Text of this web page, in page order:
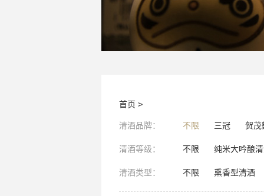
首页 >
清酒品牌： 不限 三冠 贺茂
清酒等级： 不限 纯米大吟酿
清酒类型： 不限 熏香型清酒